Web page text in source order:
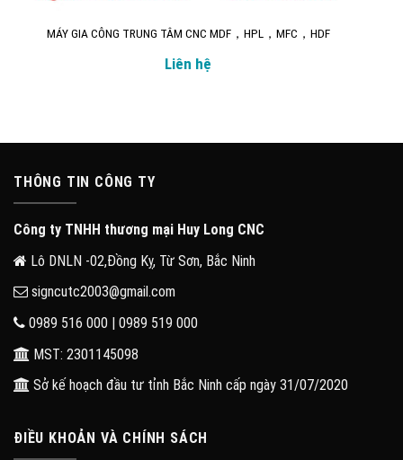
MÁY GIA CÔNG TRUNG TÂM CNC MDF，HPL，MFC，HDF
Liên hệ
THÔNG TIN CÔNG TY
Công ty TNHH thương mại Huy Long CNC
Lô DNLN -02,Đồng Kỵ, Từ Sơn, Bắc Ninh
signcutc2003@gmail.com
0989 516 000 | 0989 519 000
MST: 2301145098
Sở kế hoạch đầu tư tỉnh Bắc Ninh cấp ngày 31/07/2020
ĐIỀU KHOẢN VÀ CHÍNH SÁCH